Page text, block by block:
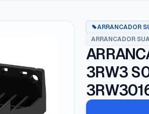
ARRANCADOR
ARRANCADOR
3RW3